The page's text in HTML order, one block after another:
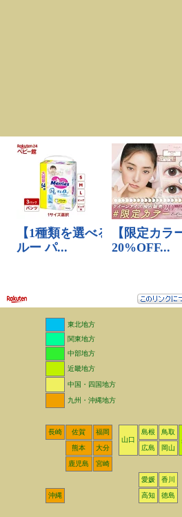
東北地方
関東地方
中部地方
近畿地方
中国・四国地方
九州・沖縄地方
長崎 佐賀
福岡
山口
島根
鳥取
熊本
大分 広島 岡山
鹿児島 宮崎
愛媛 香川
沖縄 高知 徳島